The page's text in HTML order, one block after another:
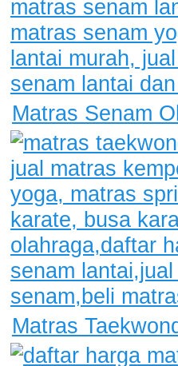
Matras Senam
Matras